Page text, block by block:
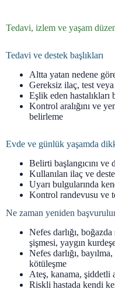
Tedavi, izlem ve yaşam
Tedavi ve destek başlıkları
Altta yatan nedene
Gereksiz ilaç, test
Eşlik eden
Kontrol aralığını ve
belirleme
Evde ve günlük yaşamda
Belirti başlangıcını
Kullanılan ilaç ve
Uyarı bulgularında
Kontrol randevusu ve
Ne zaman yeniden
Nefes darlığı,
şişmesi, yaygın
Nefes darlığı,
kötüleşme
Ateş, kanama, şiddetli
Riskli hastada kendi